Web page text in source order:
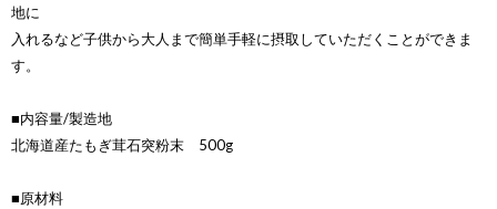
地に
入れるなど子供から大人まで簡単手軽に摂取していただくことができま
す。
■内容量/製造地
北海道産たもぎ茸石突粉末 500g
■原材料